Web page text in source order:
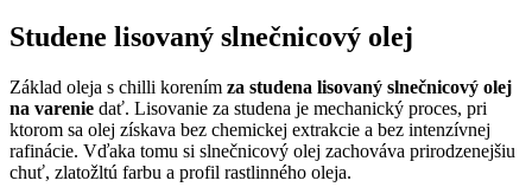
Studene lisovaný slnečnicový olej
Základ oleja s chilli korením za studena lisovaný slnečnicový olej
na varenie dať. Lisovanie za studena je mechanický proces, pri
ktorom sa olej získava bez chemickej extrakcie a bez intenzívnej
rafinácie. Vďaka tomu si slnečnicový olej zachováva prirodzenejšiu
chuť, zlatožltú farbu a profil rastlinného oleja.